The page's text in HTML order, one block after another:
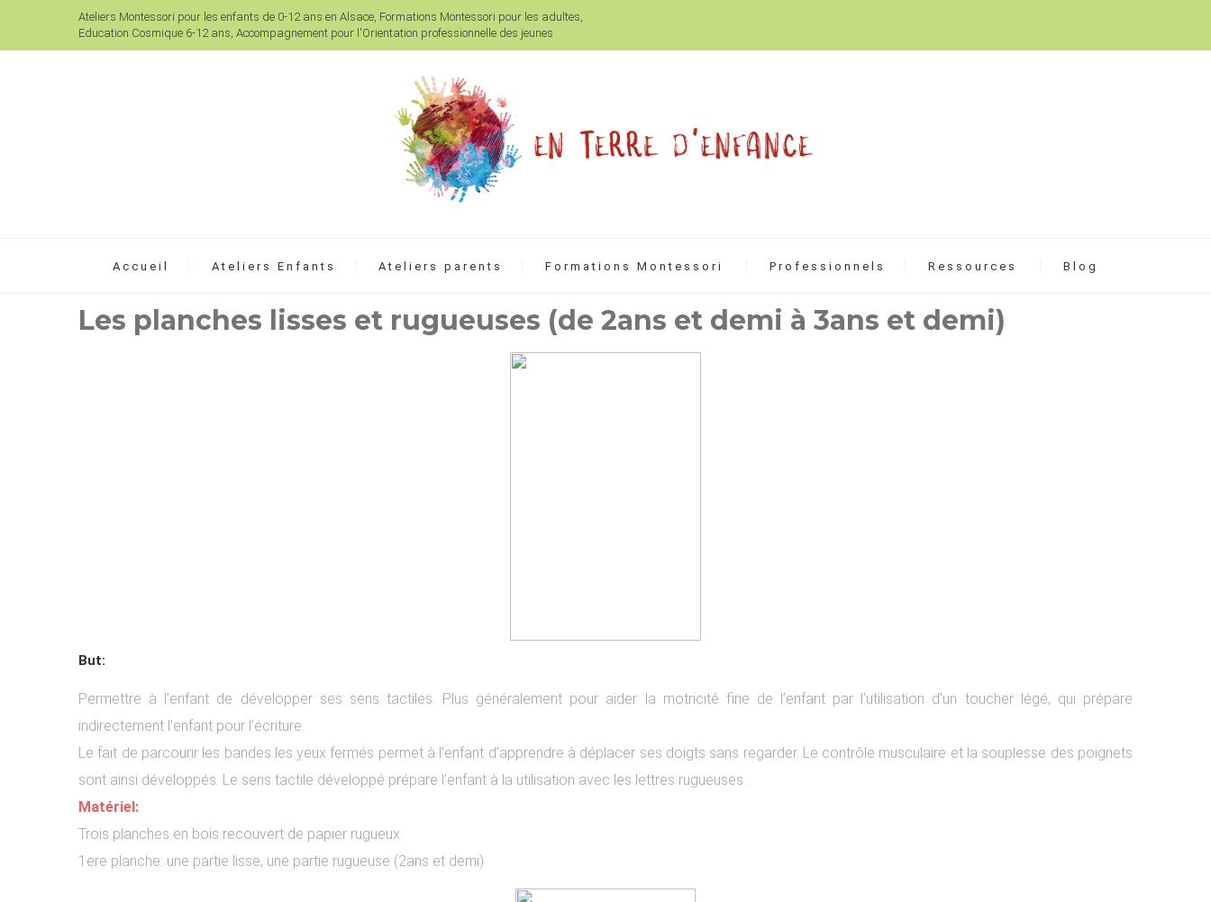
Ateliers Montessori pour les enfants de 0-12 ans en Alsace, Formations Montessori pour les adultes,
Education Cosmique 6-12 ans, Accompagnement pour l'Orientation professionnelle des jeunes
Accueil Ateliers Enfants Ateliers parents Formations Montessori Professionnels Ressources Blog
Les planches lisses et rugueuses (de 2ans et demi à 3ans et demi)
But:
Permettre à l’enfant de développer ses sens tactiles. Plus généralement pour aider la motricité fine de l’enfant par l’utilisation d’un toucher légé, qui prépare
indirectement l’enfant pour l’écriture.
Le fait de parcourir les bandes les yeux fermés permet à l’enfant d’apprendre à déplacer ses doigts sans regarder. Le contrôle musculaire et la souplesse des poignets
sont ainsi développés. Le sens tactile développé prépare l’enfant à la utilisation avec les lettres rugueuses.
Matériel:
Trois planches en bois recouvert de papier rugueux.
1ere planche: une partie lisse, une partie rugueuse (2ans et demi)